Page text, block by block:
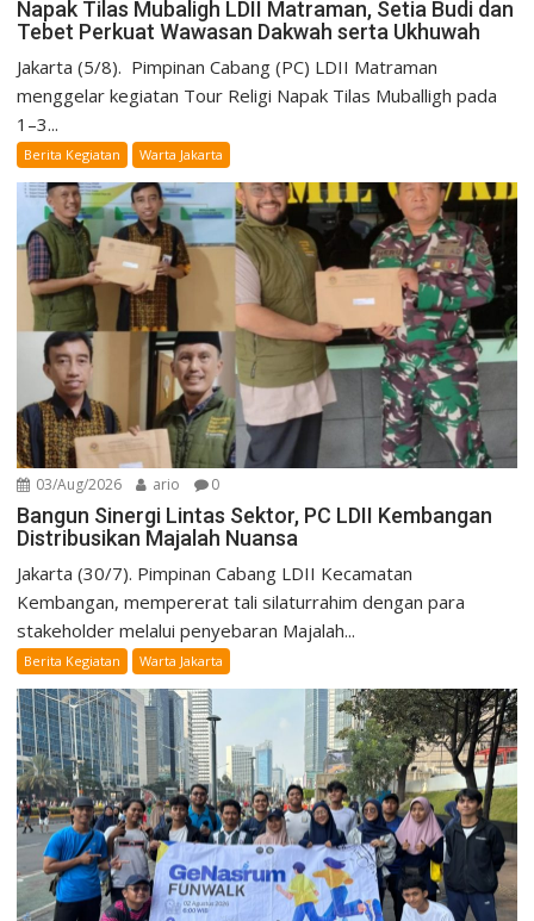
Napak Tilas Mubaligh LDII Matraman, Setia Budi dan
Tebet Perkuat Wawasan Dakwah serta Ukhuwah
Jakarta (5/8). Pimpinan Cabang (PC) LDII Matraman
menggelar kegiatan Tour Religi Napak Tilas Muballigh pada
1–3...
Berita Kegiatan Warta Jakarta
03/Aug/2026 ario 0
Bangun Sinergi Lintas Sektor, PC LDII Kembangan
Distribusikan Majalah Nuansa
Jakarta (30/7). Pimpinan Cabang LDII Kecamatan
Kembangan, mempererat tali silaturrahim dengan para
stakeholder melalui penyebaran Majalah...
Berita Kegiatan Warta Jakarta